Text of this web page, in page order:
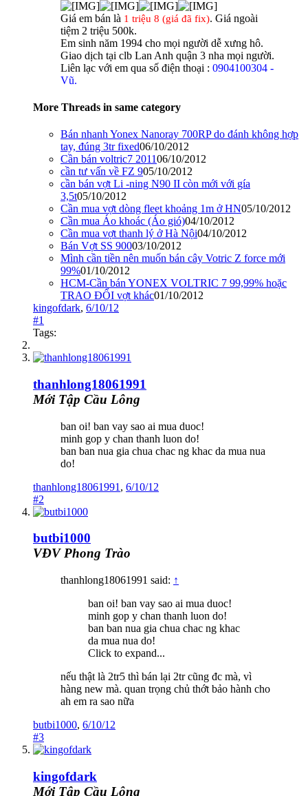
Giá em bán là 1 triệu 8 (giá đã fix). Giá ngoài
tiệm 2 triệu 500k.
Em sinh năm 1994 cho mọi người dễ xưng hô.
Giao dịch tại clb Lan Anh quận 3 nha mọi người.
Liên lạc với em qua số điện thoại : 0904100304 -
Vũ.
More Threads in same category
Bán nhanh Yonex Nanoray 700RP do đánh không hợp
tay, đúng 3tr fixed06/10/2012
Cần bán voltric7 201106/10/2012
cần tư vấn về FZ 905/10/2012
cần bán vợt Li -ning N90 II còn mới với gía
3,5t05/10/2012
Cần mua vợt dòng fleet khoảng 1m ở HN05/10/2012
Cần mua Áo khoác (Áo gió)04/10/2012
Cần mua vợt thanh lý ở Hà Nội04/10/2012
Bán Vợt SS 90003/10/2012
Mình cần tiền nên muốn bán cây Votric Z force mới
99%01/10/2012
HCM-Cần bán YONEX VOLTRIC 7 99,99% hoặc
TRAO ĐỔI vợt khác01/10/2012
kingofdark, 6/10/12
#1
Tags:
thanhlong18061991
Mới Tập Cầu Lông
ban oi! ban vay sao ai mua duoc!
minh gop y chan thanh luon do!
ban ban nua gia chua chac ng khac da mua nua
do!
thanhlong18061991 , 6/10/12
#2
butbi1000
VĐV Phong Trào
thanhlong18061991 said: ↑
ban oi! ban vay sao ai mua duoc!
minh gop y chan thanh luon do!
ban ban nua gia chua chac ng khac
da mua nua do!
Click to expand...
nếu thật là 2tr5 thì bán lại 2tr cũng đc mà, vì
hàng new mà. quan trọng chủ thớt bảo hành cho
ah em ra sao nữa
butbi1000, 6/10/12
#3
kingofdark
Mới Tập Cầu Lông